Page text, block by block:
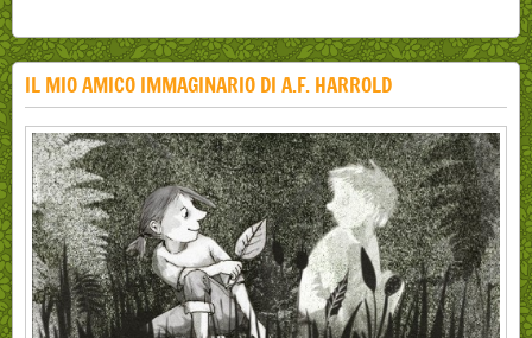
IL MIO AMICO IMMAGINARIO DI A.F. HARROLD